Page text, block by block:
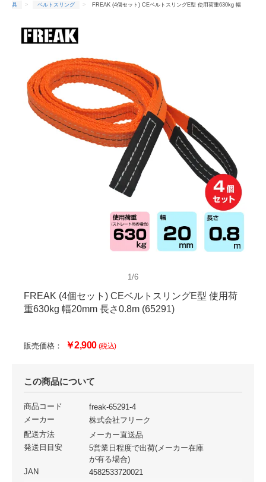
具
ベルトスリング
FREAK (4個セット) CEベルトスリングE型 使用荷重630kg 幅
1/6
FREAK (4個セット) CEベルトスリングE型 使用荷
重630kg 幅20mm 長さ0.8m (65291)
販売価格： ￥2,900 (税込)
この商品について
商品コード
freak-65291-4
メーカー
株式会社フリーク
配送方法
メーカー直送品
発送日目安
5営業日程度で出荷(メーカー在庫
が有る場合)
JAN
4582533720021